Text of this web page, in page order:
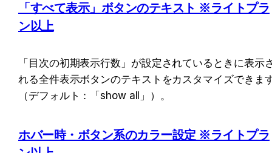
「すべて表示」ボタンのテキスト ※ライトプラ
ン以上
「目次の初期表示行数」が設定されているときに表示
れる全件表示ボタンのテキストをカスタマイズできま
（デフォルト：「show all」）。
ホバー時・ボタン系のカラー設定 ※ライトプラ